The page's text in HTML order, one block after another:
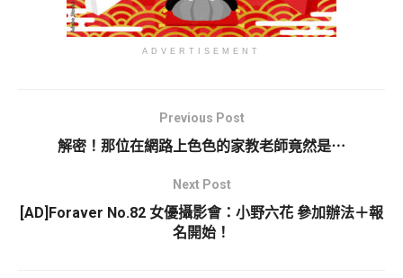
ADVERTISEMENT
Previous Post
解密！那位在網路上色色的家教老師竟然是⋯
Next Post
[AD]Foraver No.82 女優攝影會：小野六花 參加辦法＋報
名開始！